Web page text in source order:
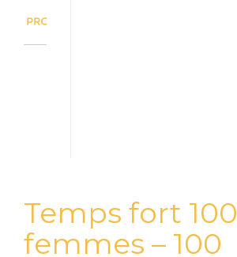
Temps fort 100
femmes – 100